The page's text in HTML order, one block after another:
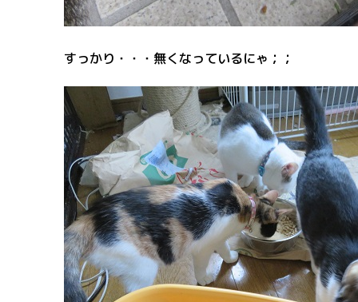
すっかり・・・無くなっているにゃ；；